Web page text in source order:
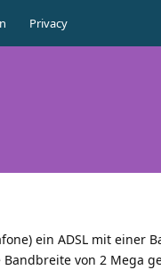
Privacy
ein ADSL mit
von 2 Mega